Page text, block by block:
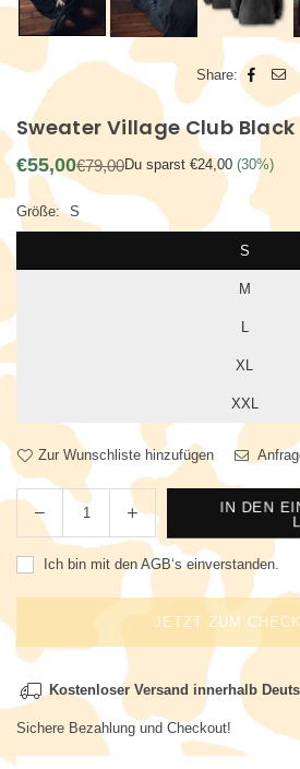
Share:
Sweater Village Club Black
Normaler
Preis
€55,00€79,00Du sparst €24,00 (30%)
Größe: S
S
M
XL
XXL
Zur Wunschliste hinzufügen
Menge
IN DEN
Ich bin mit denAGB‘seinverstanden.
JETZT ZUM
Kostenloser Versand innerhalb
Sichere Bezahlung und Checkout!